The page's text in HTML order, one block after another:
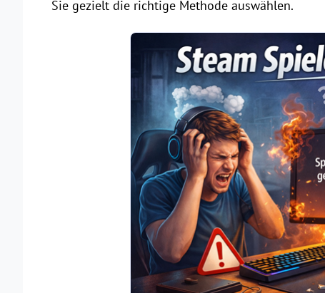
Sie gezielt die richtige Methode auswählen.